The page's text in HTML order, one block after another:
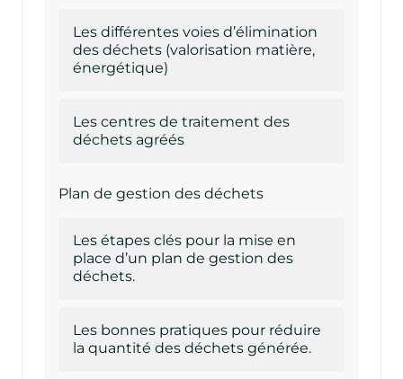
Les différentes voies d’élimination
des déchets (valorisation matière,
énergétique)
Les centres de traitement des
déchets agréés
Plan de gestion des déchets
Les étapes clés pour la mise en
place d’un plan de gestion des
déchets.
Les bonnes pratiques pour réduire
la quantité des déchets générée.